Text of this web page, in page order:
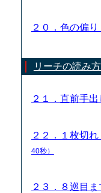
２０．色の偏
リーチの読み
２１．直前手
２２．１枚切
40秒）
２３．８巡目